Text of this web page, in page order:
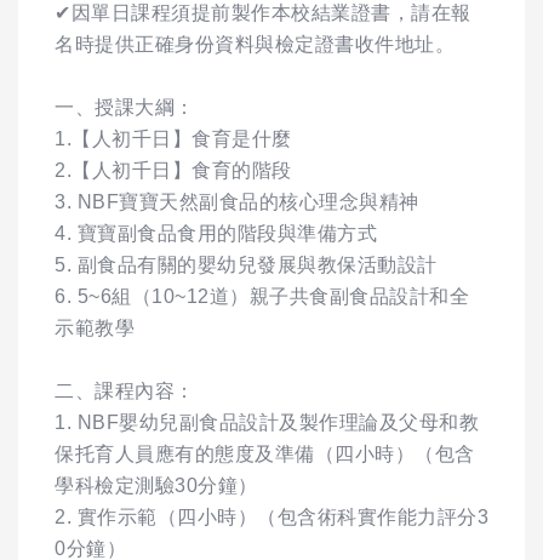
✔因單日課程須提前製作本校結業證書，請在報
名時提供正確身份資料與檢定證書收件地址。
一、授課大綱：
1.【人初千日】食育是什麼
2.【人初千日】食育的階段
3. NBF寶寶天然副食品的核心理念與精神
4. 寶寶副食品食用的階段與準備方式
5. 副食品有關的嬰幼兒發展與教保活動設計
6. 5~6組（10~12道）親子共食副食品設計和全
示範教學
二、課程內容：
1. NBF嬰幼兒副食品設計及製作理論及父母和教
保托育人員應有的態度及準備（四小時）（包含
學科檢定測驗30分鐘）
2. 實作示範（四小時）（包含術科實作能力評分3
0分鐘）